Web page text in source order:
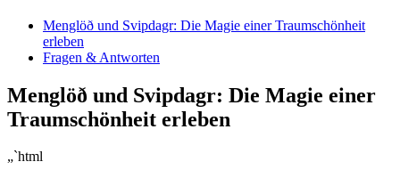
Menglöð⁤ und Svipdagr: Die Magie⁤ einer Traumschönheit
erleben
Fragen ⁤& Antworten
Menglöð und Svipdagr: Die Magie einer
Traumschönheit ‌erleben
„`html